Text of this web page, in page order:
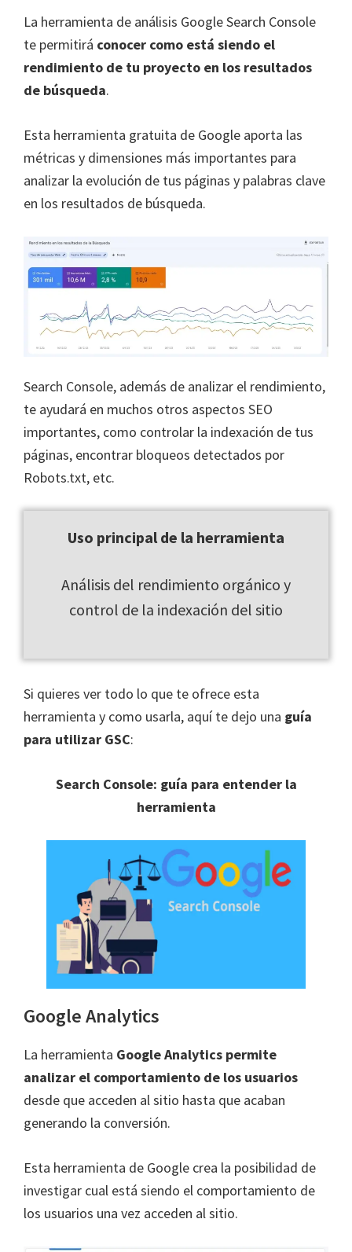
La herramienta de análisis Google Search Console
te permitirá conocer como está siendo el
rendimiento de tu proyecto en los resultados
de búsqueda.
Esta herramienta gratuita de Google aporta las
métricas y dimensiones más importantes para
analizar la evolución de tus páginas y palabras clave
en los resultados de búsqueda.
Search Console, además de analizar el rendimiento,
te ayudará en muchos otros aspectos SEO
importantes, como controlar la indexación de tus
páginas, encontrar bloqueos detectados por
Robots.txt, etc.
Uso principal de la herramienta
Análisis del rendimiento orgánico y
control de la indexación del sitio
Si quieres ver todo lo que te ofrece esta
herramienta y como usarla, aquí te dejo una guía
para utilizar GSC:
Search Console: guía para entender la
herramienta
Google Analytics
La herramienta Google Analytics permite
analizar el comportamiento de los usuarios
desde que acceden al sitio hasta que acaban
generando la conversión.
Esta herramienta de Google crea la posibilidad de
investigar cual está siendo el comportamiento de
los usuarios una vez acceden al sitio.